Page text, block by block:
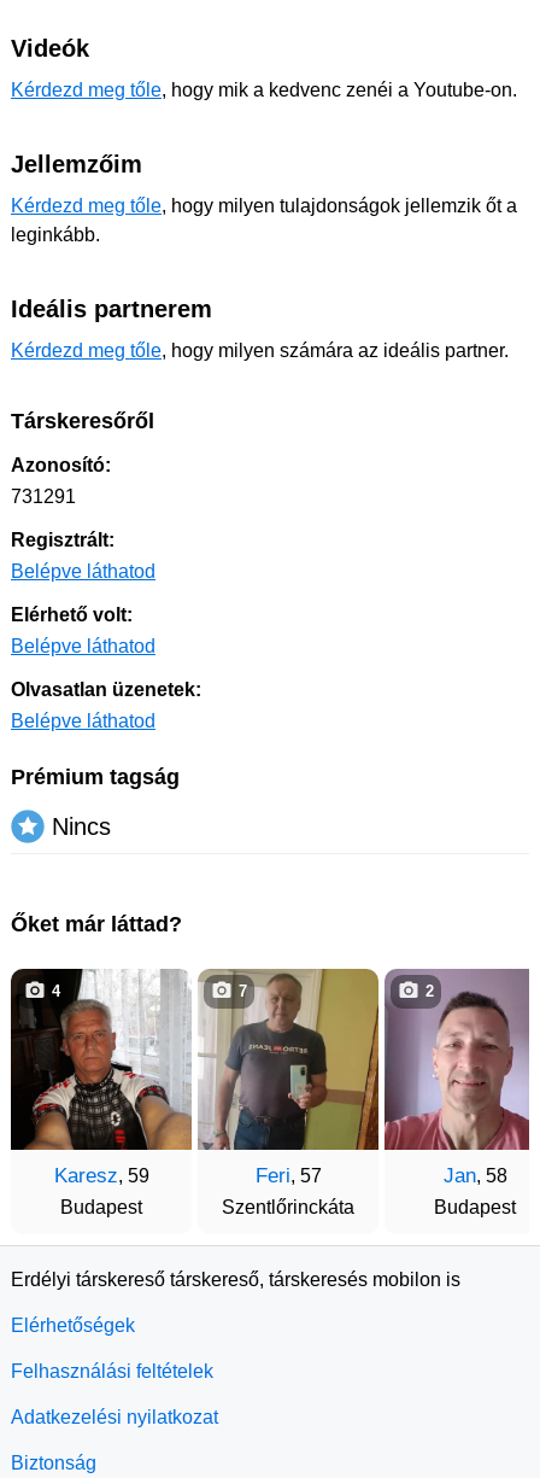
Videók
Kérdezd meg tőle, hogy mik a kedvenc zenéi a Youtube-on.
Jellemzőim
Kérdezd meg tőle, hogy milyen tulajdonságok jellemzik őt a
leginkább.
Ideális partnerem
Kérdezd meg tőle, hogy milyen számára az ideális partner.
Társkeresőről
Azonosító:
731291
Regisztrált:
Belépve láthatod
Elérhető volt:
Belépve láthatod
Olvasatlan üzenetek:
Belépve láthatod
Prémium tagság
Nincs
Őket már láttad?
Karesz, 59
Budapest
4
Feri, 57
Szentlőrinckáta
7
Jan, 58
Budapest
2
Erdélyi társkereső társkereső, társkeresés mobilon is
Elérhetőségek
Felhasználási feltételek
Adatkezelési nyilatkozat
Biztonság